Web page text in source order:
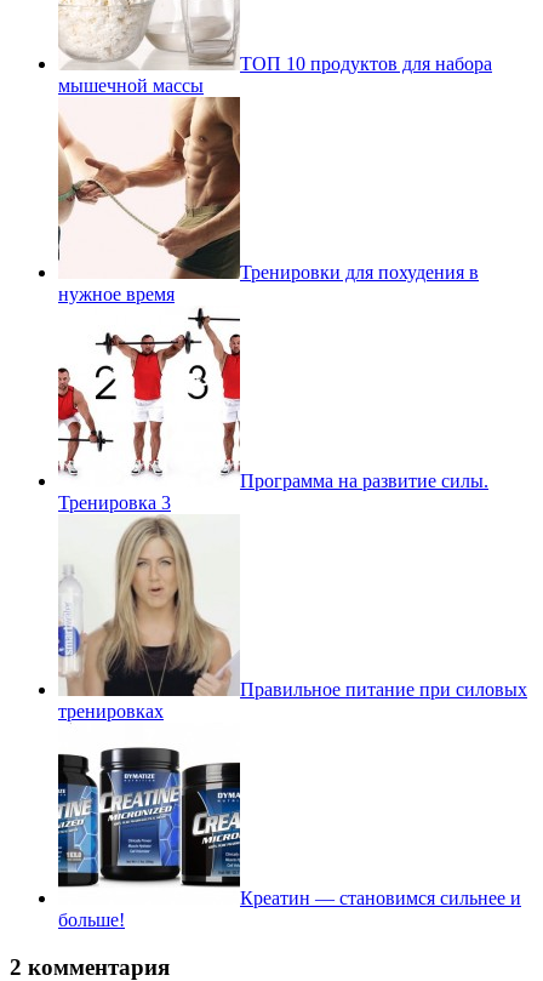
ТОП 10 продуктов для набора
мышечной массы
Тренировки для похудения в
нужное время
Программа на развитие силы.
Тренировка 3
Правильное питание при силовых
тренировках
Креатин — становимся сильнее и
больше!
2 комментария